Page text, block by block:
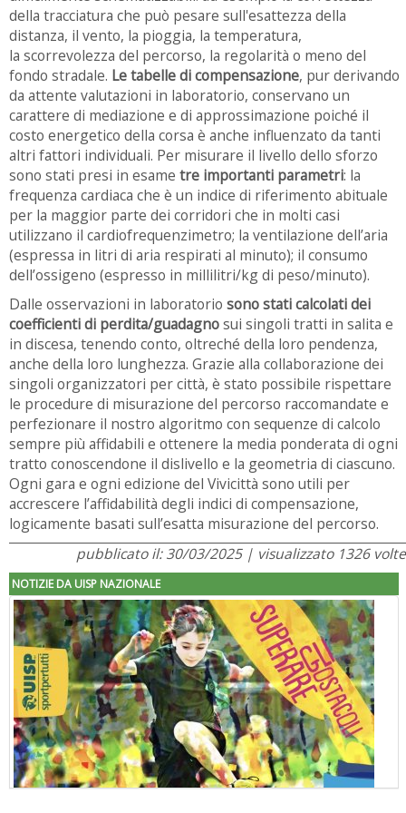
della tracciatura che può pesare sull'esattezza della
distanza, il vento, la pioggia, la temperatura,
la scorrevolezza del percorso, la regolarità o meno del
fondo stradale. Le tabelle dicompensazione, pur derivando
da attente valutazioni in laboratorio, conservano un
carattere di mediazione e di approssimazione poiché il
costo energetico della corsa è anche influenzato da tanti
altri fattori individuali. Per misurare il livello dello sforzo
sono stati presi in esame tre importanti parametri: la
frequenza cardiaca che è un indice di riferimento abituale
per la maggior parte dei corridori che in molti casi
utilizzano il cardiofrequenzimetro; la ventilazione dell’aria
(espressa in litri di aria respirati al minuto); il consumo
dell’ossigeno (espresso in millilitri/kg di peso/minuto).
Dalle osservazioni in laboratorio sono stati calcolati dei
coefficienti di perdita/guadagnosui singoli tratti in salita e
in discesa, tenendo conto, oltreché della loro pendenza,
anche della loro lunghezza. Grazie alla collaborazione dei
singoli organizzatori per città, è stato possibile rispettare
le procedure di misurazione del percorso raccomandate e
perfezionare il nostro algoritmo con sequenze di calcolo
sempre più affidabili e ottenere la media ponderata di ogni
tratto conoscendone il dislivello e la geometria di ciascuno.
Ogni gara e ogni edizione del Vivicittà sono utili per
accrescere l’affidabilità degli indici di compensazione,
logicamente basati sull’esatta misurazione del percorso.
pubblicato il: 30/03/2025 | visualizzato 1326 volte
NOTIZIE DA UISP NAZIONALE